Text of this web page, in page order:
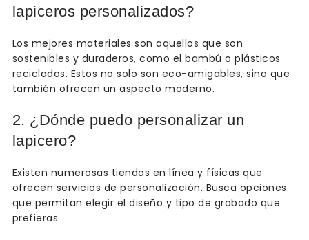
lapiceros personalizados?
Los mejores materiales son aquellos que son
sostenibles y duraderos, como el bambú o plásticos
reciclados. Estos no solo son eco-amigables, sino que
también ofrecen un aspecto moderno.
2. ¿Dónde puedo personalizar un
lapicero?
Existen numerosas tiendas en línea y físicas que
ofrecen servicios de personalización. Busca opciones
que permitan elegir el diseño y tipo de grabado que
prefieras.